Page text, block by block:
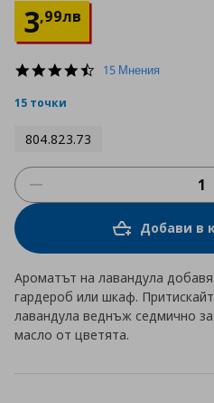
3,99лв
4.7
15 Мнения
15 точки
804.823.73
Добави в
Ароматът на лавандула
гардероб или шкаф.
лавандула веднъж седмично
масло от цветята.